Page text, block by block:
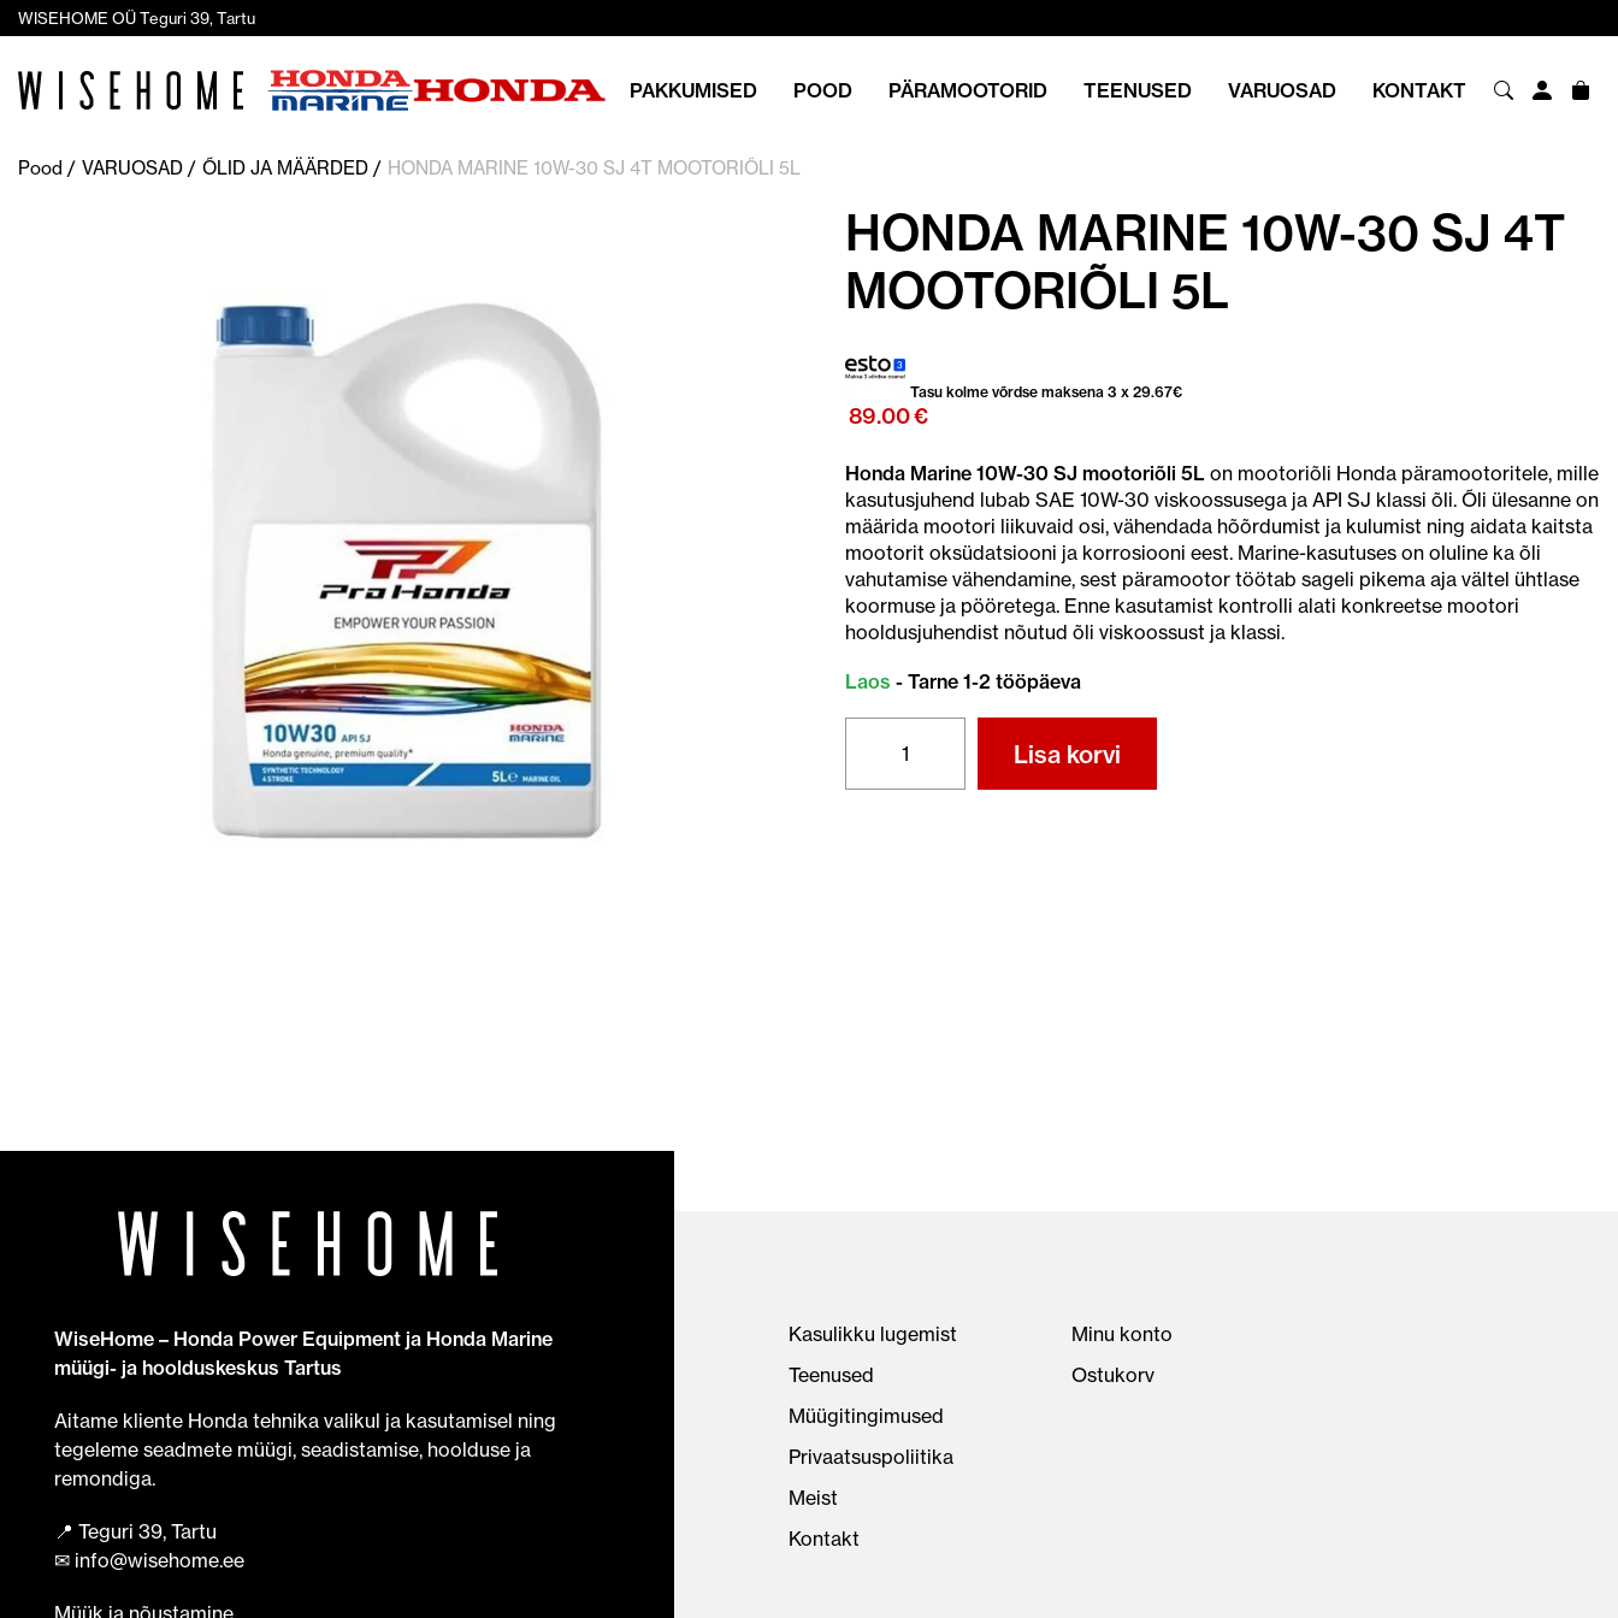
WISEHOME OÜ Teguri 39, Tartu
PAKKUMISED POOD PÄRAMOOTORID TEENUSED VARUOSAD KONTAKT
Pood VARUOSAD ÕLID JA MÄÄRDED HONDA MARINE 10W-30 SJ 4T MOOTORIÕLI 5L
HONDA MARINE 10W-30 SJ 4T
MOOTORIÕLI 5L
Tasu kolme võrdse maksena 3 x 29.67€
89.00€
Honda Marine 10W-30 SJ mootoriõli 5L on mootoriõli Honda päramootoritele, mille
kasutusjuhend lubab SAE 10W-30 viskoossusega ja API SJ klassi õli. Õli ülesanne on
määrida mootori liikuvaid osi, vähendada hõõrdumist ja kulumist ning aidata kaitsta
mootorit oksüdatsiooni ja korrosiooni eest. Marine-kasutuses on oluline ka õli
vahutamise vähendamine, sest päramootor töötab sageli pikema aja vältel ühtlase
koormuse ja pööretega. Enne kasutamist kontrolli alati konkreetse mootori
hooldusjuhendist nõutud õli viskoossust ja klassi.
Laos - Tarne 1-2 tööpäeva
MARINE
Lisa korvi
WiseHome – Honda Power Equipment ja Honda Marine
müügi- ja hoolduskeskus Tartus
Aitame kliente Honda tehnika valikul ja kasutamisel ning
tegeleme seadmete müügi, seadistamise, hoolduse ja
remondiga.
📍 Teguri 39, Tartu
✉ info@wisehome.ee
Müük ja nõustamine
Kasulikku lugemist
Teenused
Müügitingimused
Privaatsuspoliitika
Meist
Kontakt
Minu konto
Ostukorv